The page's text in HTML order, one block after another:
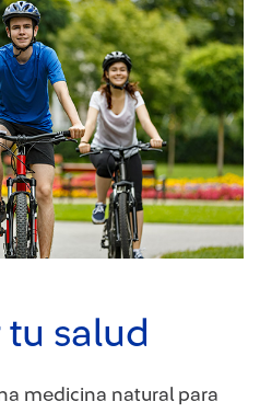
tu salud
medicina natural para